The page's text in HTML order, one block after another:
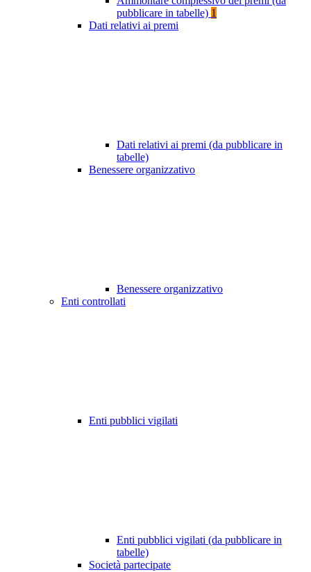
pubblicare in tabelle) 1
Dati relativi ai premi
Dati relativi ai premi (da pubblicare in
tabelle)
Benessere organizzativo
Benessere organizzativo
Enti controllati
Enti pubblici vigilati
Enti pubblici vigilati (da pubblicare in
tabelle)
Società partecipate